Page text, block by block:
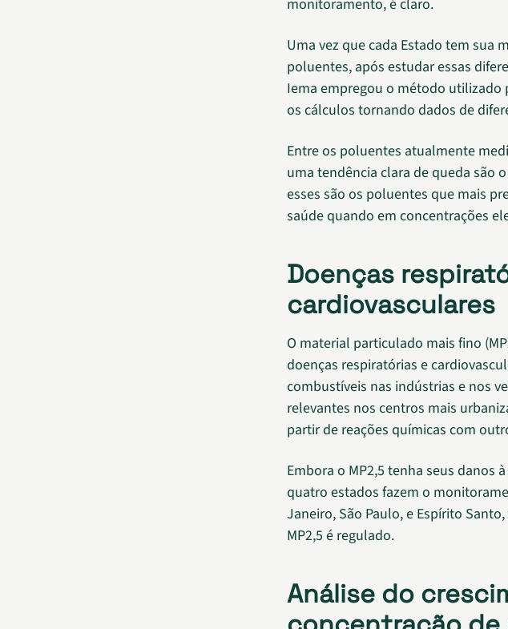
monitoramento, é claro.
Uma vez que cada Estado tem sua
poluentes, após estudar essas
Iema empregou o método
os cálculos tornando dados de
Entre os poluentes atualmente
uma tendência clara de queda são
esses são os poluentes que mais
saúde quando em concentrações
Doenças
cardiovasculares
O material particulado mais fino
doenças respiratórias e
combustíveis nas indústrias e nos
relevantes nos centros mais
partir de reações químicas com
Embora o MP2,5 tenha seus danos
quatro estados fazem o
Janeiro, São Paulo, e Espírito
MP2,5 é regulado.
Análise do